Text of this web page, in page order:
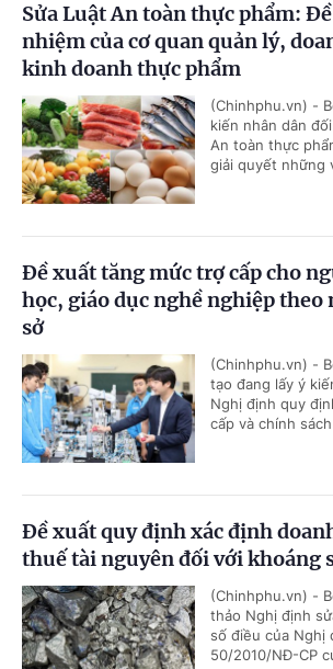
Sửa Luật An toàn thực phẩm:
nhiệm của cơ quan quản lý,
kinh doanh thực phẩm
(Chinhphu.vn) -
kiến nhân dân
An toàn thực
giải quyết những
Đề xuất tăng mức trợ cấp cho
học, giáo dục nghề nghiệp theo
sở
(Chinhphu.vn) -
tạo đang lấy ý
Nghị định quy
cấp và chính
Đề xuất quy định xác định
thuế tài nguyên đối với khoáng
(Chinhphu.vn) -
thảo Nghị định
số điều của Nghị
50/2010/NĐ-CP